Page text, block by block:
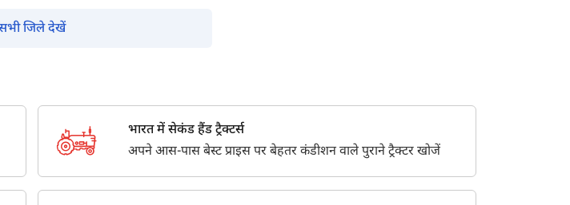
जिले देखें
भारत में सेकंड हैंड ट्रैक्टर्स
अपने आस-पास बेस्ट प्राइस पर बेहतर कंडीशन वाले पुराने ट्रैक्टर खोजें